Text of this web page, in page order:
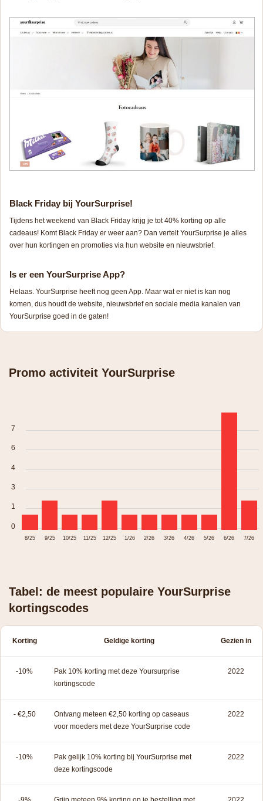
Black Friday bij YourSurprise!
Tijdens het weekend van Black Friday krijg je tot 40% korting op alle
cadeaus! Komt Black Friday er weer aan? Dan vertelt YourSurprise je alles
over hun kortingen en promoties via hun website en nieuwsbrief.
Is er een YourSurprise App?
Helaas. YourSurprise heeft nog geen App. Maar wat er niet is kan nog
komen, dus houdt de website, nieuwsbrief en sociale media kanalen van
YourSurprise goed in de gaten!
Promo activiteit YourSurprise
7
6
4
3
1
0
8/25 9/25 10/25 11/25 12/25 1/26 2/26 3/26 4/26 5/26 6/26 7/26
Tabel: de meest populaire YourSurprise
kortingscodes
Korting Geldige korting Gezien in
-10%
Pak 10% korting met deze Yoursurprise
kortingscode
2022
- €2,50
Ontvang meteen €2,50 korting op caseaus
voor moeders met deze YourSurprise code
2022
-10%
Pak gelijk 10% korting bij YourSurprise met
deze kortingscode
2022